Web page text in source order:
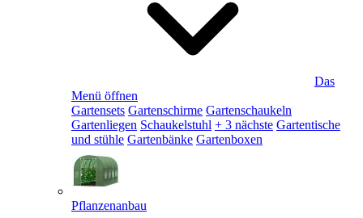
Das
Menü öffnen
Gartensets Gartenschirme Gartenschaukeln
Gartenliegen Schaukelstuhl + 3 nächste Gartentische
und stühle Gartenbänke Gartenboxen
Pflanzenanbau